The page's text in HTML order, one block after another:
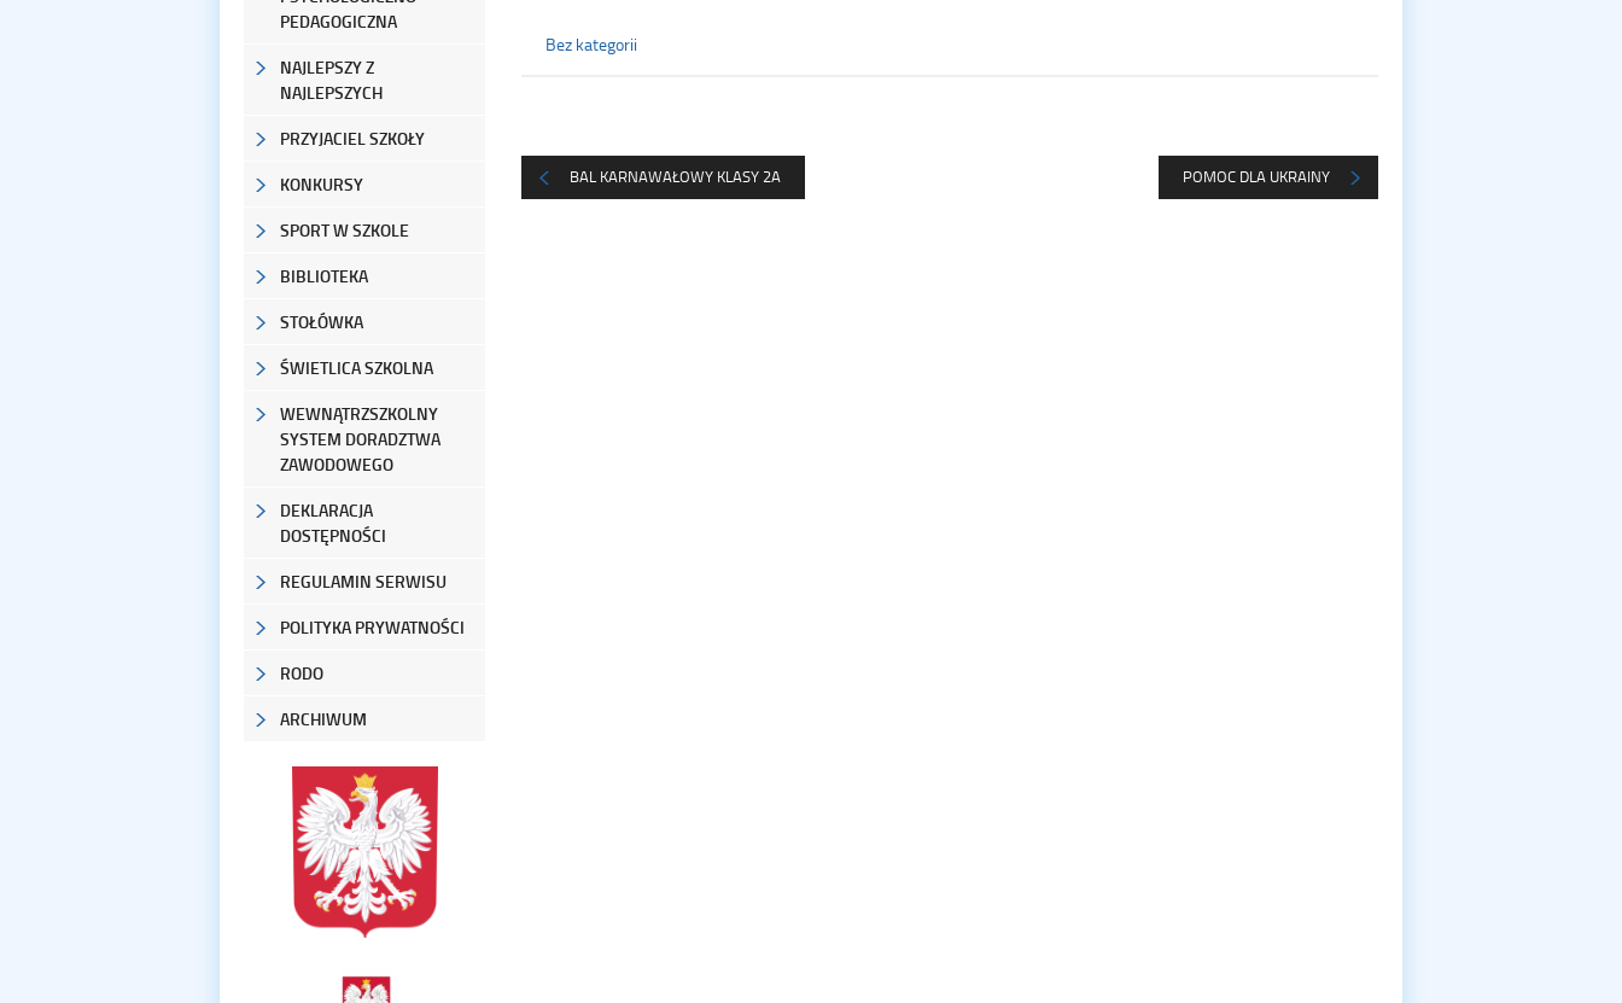
PEDAGOGICZNA
NAJLEPSZY Z
NAJLEPSZYCH
PRZYJACIEL SZKOŁY
KONKURSY
SPORT W SZKOLE
BIBLIOTEKA
STOŁÓWKA
ŚWIETLICA SZKOLNA
WEWNĄTRZSZKOLNY
SYSTEM DORADZTWA
ZAWODOWEGO
DEKLARACJA
DOSTĘPNOŚCI
REGULAMIN SERWISU
POLITYKA PRYWATNOŚCI
RODO
ARCHIWUM
Bez kategorii
BAL KARNAWAŁOWY KLASY 2A POMOC DLA UKRAINY